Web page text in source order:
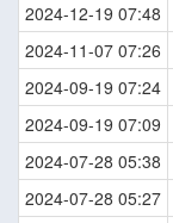
2024-12-19 07:48
2024-11-07 07:26
2024-09-19 07:24
2024-09-19 07:09
2024-07-28 05:38
2024-07-28 05:27